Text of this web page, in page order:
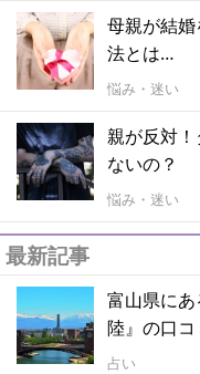
母親が結
法とは…
悩み・迷い
親が反対
ないの？
悩み・迷い
最新記事
富山県に
陸』の口
占い